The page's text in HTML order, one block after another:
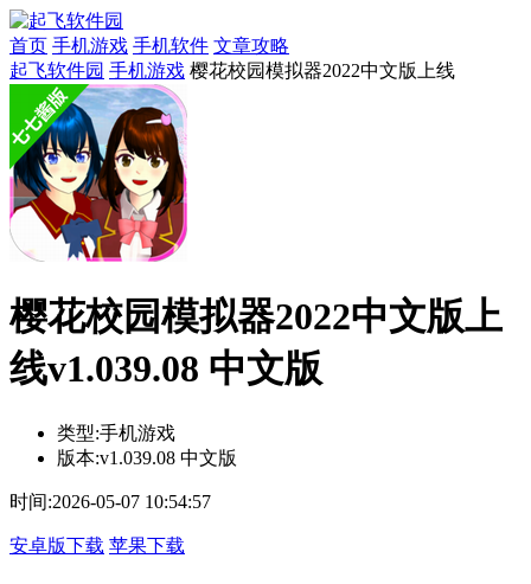
首页 手机游戏 手机软件 文章攻略
起飞软件园 手机游戏 樱花校园模拟器2022中文版上线
樱花校园模拟器2022中文版上
线v1.039.08 中文版
类型:手机游戏
版本:v1.039.08 中文版
时间:2026-05-07 10:54:57
安卓版下载 苹果下载